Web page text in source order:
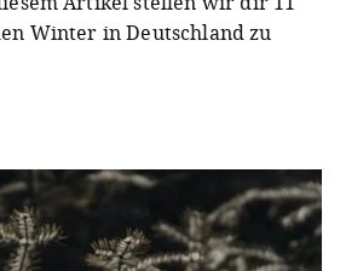
Winter in Deutschland zu